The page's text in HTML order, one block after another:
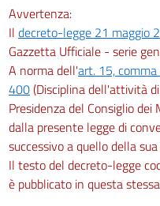
Avvertenza:
Il decreto-legge 21 maggio
Gazzetta Ufficiale - serie
A norma dell'art. 15,
400(Disciplina dell'attività
Presidenza del Consiglio
dalla presente legge di
successivo a quello della
Il testo del decreto-legge
è pubblicato in questa